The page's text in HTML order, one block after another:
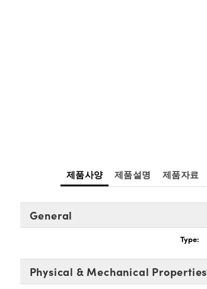
제품사양 제품설명 제품자료
General
Type:
Physical & Mechanical Properties